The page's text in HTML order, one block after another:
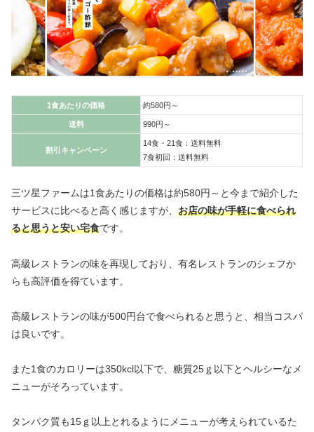
1食あたりの価格 約580円～
送料 990円～
割引キャンペーン
14食・21食：送料無料
7食初回：送料無料
三ツ星ファームは1食あたりの価格は約580円～と今まで紹介した
サービスに比べると高く感じますが、 お店の味が手軽に食べられ
ると思うと安い宅食です。
高級レストランの味を再現しており、有名レストランのシェフか
らも高評価を得ています。
高級レストランの味が500円台で食べられると思うと、相当コスパ
は良いです。
また1食のカロリーは350kcl以下で、糖質25ｇ以下とヘルシーなメ
ニューがそろっています。
タンパク質も15ｇ以上とれるようにメニューが考えられているた